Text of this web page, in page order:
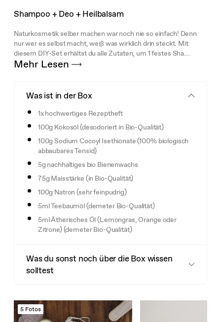
Shampoo + Deo + Heilbalsam
Naturkosmetik selber machen war noch nie so einfach! Denn
nur wer es selbst macht, weiß was wirklich drin steckt. Mit
diesem DIY-Set erhältst du alle Zutaten, um 1 festes Sha...
Mehr Lesen
Was ist in der Box
1x hochwertiges Rezeptheft
100g Kokosöl (desodoriert in Bio-Qualität)
100g Sodium Cocoyl Isethionate (100% biologisch
abbaubares Tensid)
5g nachhaltiges bio Bienenwachs
75g Maisstärke (in Bio-Qualität)
100g Natron (sehr feinpudrig)
5ml Teebaumöl (demeter Bio-Qualität)
5ml Ätherisches Öl (Lemongras, Orange oder
Zitrone) (demeter Bio-Qualität)
Was du sonst noch über die Box wissen
solltest
5 Fotos